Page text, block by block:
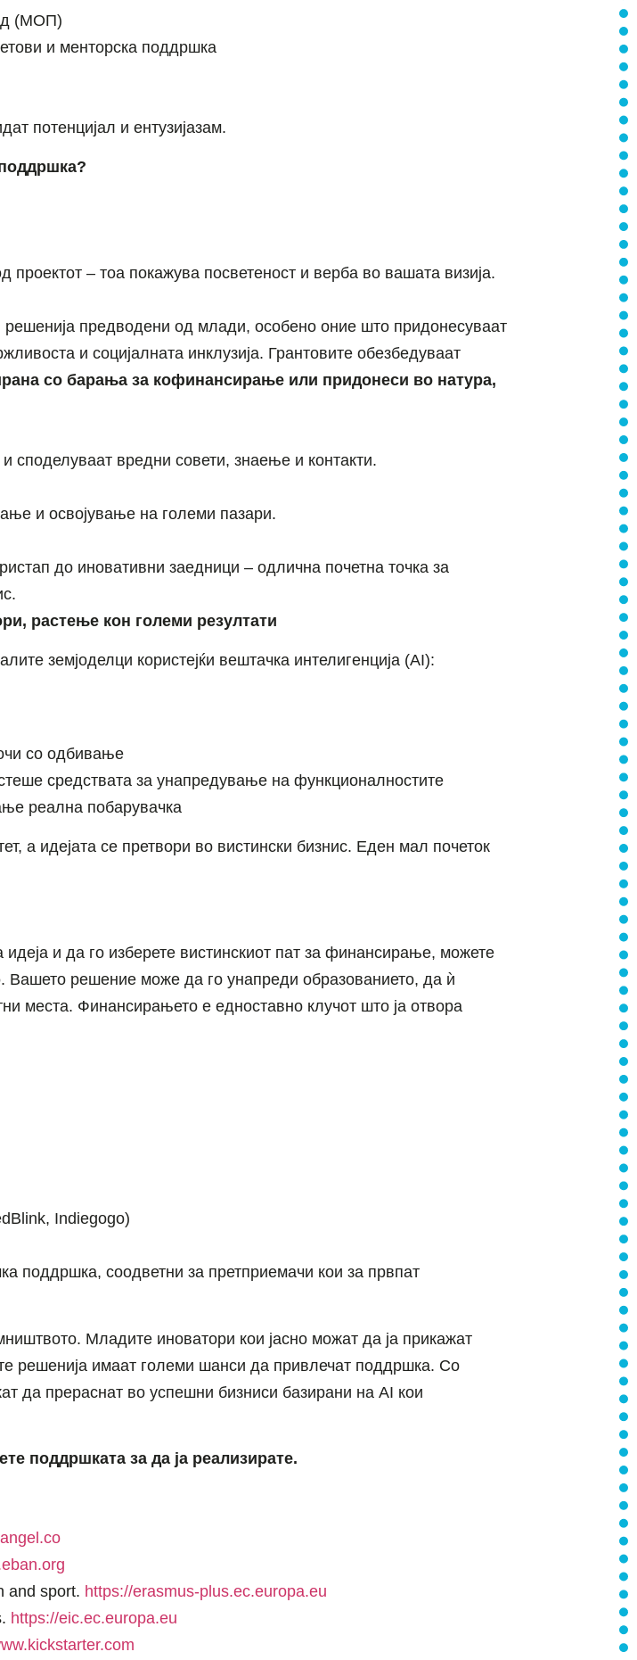
(МОП)
и менторска поддршка
потенцијал и ентузијазам.
– тоа покажува посветеност и верба во вашата визија.
предводени од млади, особено оние што придонесуваат
и социјалната инклузија. Грантовите обезбедуваат
со барања за кофинансирање или придонеси во натура,
споделуваат вредни совети, знаење и контакти.
и освојување на големи пазари.
до иновативни заедници – одлична почетна точка за
растење кон големи резултати
земјоделци користејќи вештачка интелигенција (AI):
со одбивање
средствата за унапредување на функционалностите
реална побарувачка
а идејата се претвори во вистински бизнис. Еден мал почеток
и да го изберете вистинскиот пат за финансирање, можете
Вашето решение може да го унапреди образованието, да ѝ
места. Финансирањето е едноставно клучот што ја отвора
Indiegogo)
поддршка, соодветни за претприемачи кои за првпат
Младите иноватори кои јасно можат да ја прикажат
решенија имаат големи шанси да привлечат поддршка. Со
да прераснат во успешни бизниси базирани на AI кои
поддршката за да ја реализирате.
and sport. https://erasmus-plus.ec.europa.eu
https://eic.ec.europa.eu